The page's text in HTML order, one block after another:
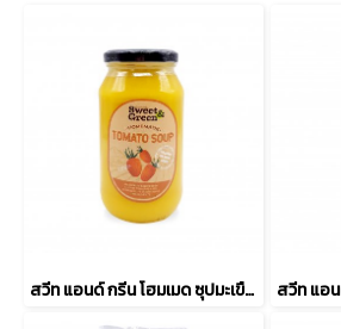
สวีท แอนด์ กรีน โฮมเมด ซุปมะเขือเทศเชอร์รี่สีเหลือง